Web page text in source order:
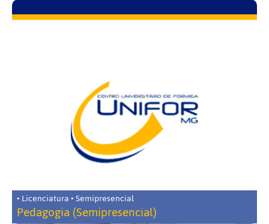
• Licenciatura • Semipresencial
Pedagogia (Semipresencial)